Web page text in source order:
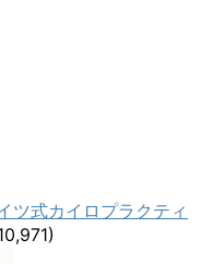
ツ式カイロプラクティ